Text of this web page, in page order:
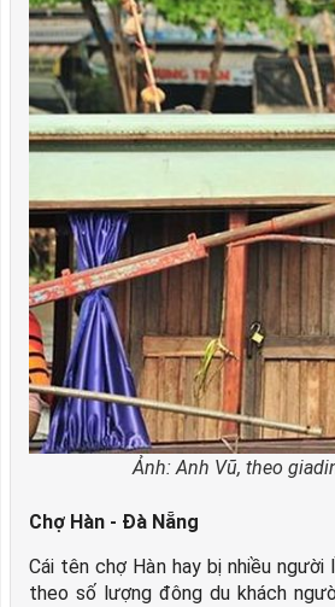
Ảnh: Anh Vũ, theo
Chợ Hàn - Đà Nẵng
Cái tên chợ Hàn hay bị nhiều
theo số lượng đông du khách